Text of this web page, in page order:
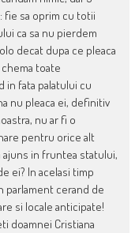
fie sa oprim cu totii
ca sa nu pierdem
decat dupa ce pleaca
toate
in fata palatului cu
nu pleaca ei, definitiv
nu ar fi o
pentru orice alt
ajuns in fruntea statului,
ei? In acelasi timp
parlament cerand de
si locale anticipate!
doamnei Cristiana